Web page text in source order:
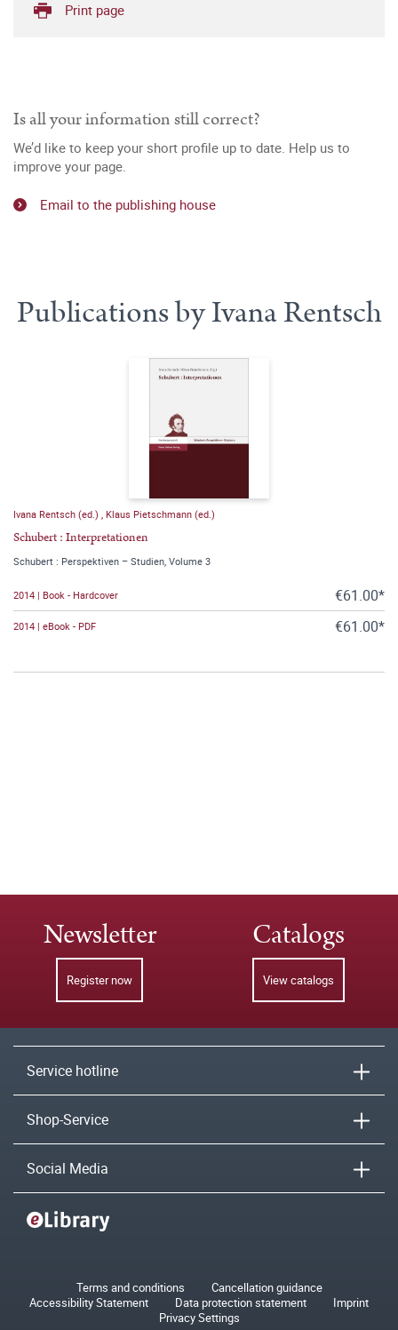
Print page
Is all your information still correct?
We’d like to keep your short profile up to date. Help us to
improve your page.
Email to the publishing house
Publications by Ivana Rentsch
Ivana Rentsch (ed.) Klaus Pietschmann (ed.)
Schubert : Interpretationen
Schubert : Perspektiven – Studien, Volume 3
2014 | Book - Hardcover €61.00*
2014 | eBook - PDF €61.00*
Newsletter
Register now
Catalogs
View catalogs
Service hotline
Shop-Service
Social Media
Terms and conditions
Cancellation guidance
Accessibility Statement
Data protection statement
Imprint
Privacy Settings